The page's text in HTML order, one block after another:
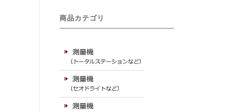
商品カテゴリ